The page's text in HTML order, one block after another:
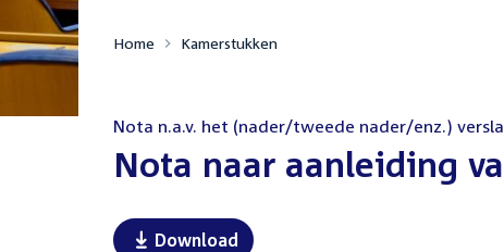
Home Kamerstukken
Nota n.a.v. het (nader/tweede nader/enz.)
:Nota naar aanleiding
Download